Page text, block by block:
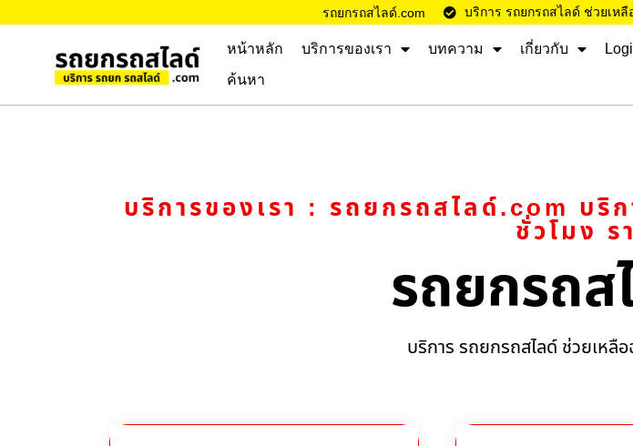
รถยกรถสไลด์.com บริการ รถยกรถสไลด์ ช่วยเห
หน้าหลัก บริการของเรา บทความ เกี่ยวกับ
ค้นหา
บริการของเรา : รถยกรถสไลด์.com บริ
ชั่วโมง ร
รถยกรถส
บริการ รถยกรถสไลด์ ช่วยเหลื